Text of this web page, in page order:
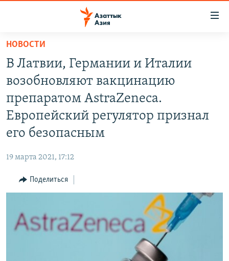
Вернуться
основному
содержанию
главной
навигации
КАЗАХСТАН
УЗБЕКИСТАН
ТАДЖИКИСТАН
НОВОСТИ
НА ДРУГИХ ЯЗЫКАХ
ҚАЗАҚША
ТОҶИКӢ
ПОДПИШИТЕСЬ НА НАС В СОЦСЕТЯХ
Все сайты РСЕ/РС
НОВОСТИ
В Латвии, Германии и Италии
возобновляют вакцинацию
препаратом AstraZeneca.
Европейский регулятор признал
его безопасным
19 марта 2021, 17:12
Поделиться